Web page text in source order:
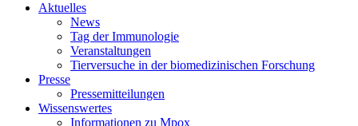
Aktuelles
News
Tag der Immunologie
Veranstaltungen
Tierversuche in der biomedizinischen Forschung
Presse
Pressemitteilungen
Wissenswertes
Informationen zu Mpox